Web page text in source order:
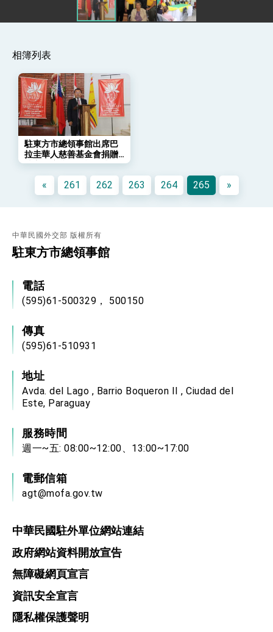
卓揆：臺美關稅談判階段性結果有助臺灣取得有
利戰略地位 全力支持「臺美對等貿易協定」簽署
民調顯示多數國人滿意政府外交表現，高度支持
「總合外交」與台歐美日關係深化
總統以「韌性之島，希望之光」為題發表2026新
年談話
總統主持「守護民主台灣國安行動方案」記者
會 強調以實力守護台海和平 以決心掌握國家
命運
變局中 奮起的新臺灣 總統發表國慶演說
總統發表執政周年談話 盼面對未來挑戰 堅持
團結 迎風轉型 穩健前行
賴總統就職演說影片
總統重要談話
外交部重要言論
相簿列表
駐東方市總領事館出席巴
拉圭華人慈善基金會捐贈
地方政府貧民輪椅儀式
« 261 262 263 264 265 »
中華民國外交部 版權所有
駐東方市總領事館
電話
(595)61-500329， 500150
傳真
(595)61-510931
地址
Avda. del Lago , Barrio Boqueron II , Ciudad del
Este, Paraguay
服務時間
週一~五: 08:00~12:00、13:00~17:00
電郵信箱
agt@mofa.gov.tw
中華民國駐外單位網站連結
政府網站資料開放宣告
無障礙網頁宣言
資訊安全宣言
隱私權保護聲明